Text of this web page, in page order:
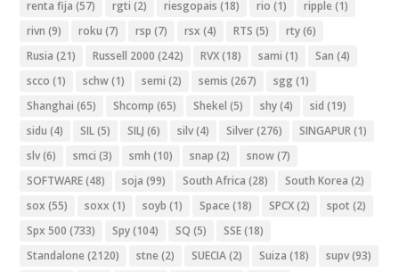
renta fija (57) rgti (2) riesgopais (18) rio (1) ripple (1)
rivn (9) roku (7) rsp (7) rsx (4) RTS (5) rty(6)
Rusia (21) Russell 2000 (242) RVX(18) sami (1) San (4)
scco (1) schw(1) semi (2) semis (267) sgg (1)
Shanghai (65) Shcomp (65) Shekel (5) shy(4) sid (19)
sidu (4) SIL(5) SILJ (6) silv(4) Silver(276) SINGAPUR(1)
slv(6) smci (3) smh (10) snap (2) snow(7)
SOFTWARE(48) soja (99) South Africa (28) South Korea (2)
sox (55) soxx (1) soyb (1) Space (18) SPCX(2) spot (2)
Spx 500 (733) Spy(104) SQ (5) SSE(18)
Standalone (2120) stne (2) SUECIA(2) Suiza (18) supv(93)